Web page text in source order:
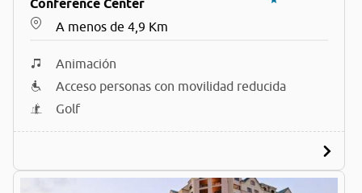
Conference Center
A menos de 4,9 Km
Animación
Acceso personas con movilidad reducida
Golf